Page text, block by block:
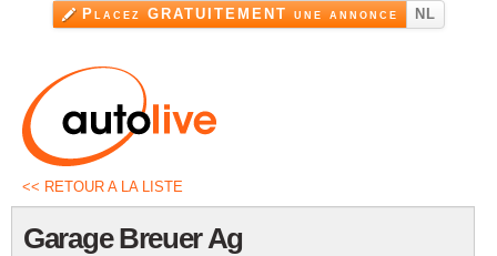
Aller au
contenu
principal
Placez GRATUITEMENT une annonce NL
<< RETOUR A LA LISTE
Garage Breuer Ag